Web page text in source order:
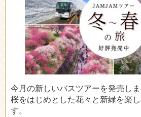
今月の新しいバスツアーを発売しま
桜をはじめとした花々と新緑を楽
す。